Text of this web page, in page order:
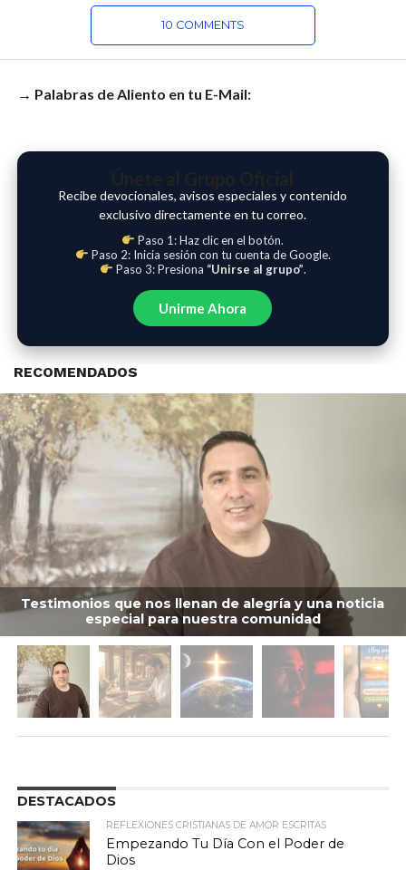
10 COMMENTS
→ Palabras de Aliento en tu E-Mail:
Recibe devocionales, avisos especiales y contenido
exclusivo directamente en tu correo.
Paso 1: Haz clic en el botón.
Paso 2: Inicia sesión con tu cuenta de Google.
Paso 3: Presiona “Unirse al grupo”.
Unirme Ahora
RECOMENDADOS
Testimonios que nos llenan de alegría y una noticia
especial para nuestra comunidad
DESTACADOS
REFLEXIONES CRISTIANAS DE AMOR ESCRITAS
Empezando Tu Día Con el Poder de
Dios